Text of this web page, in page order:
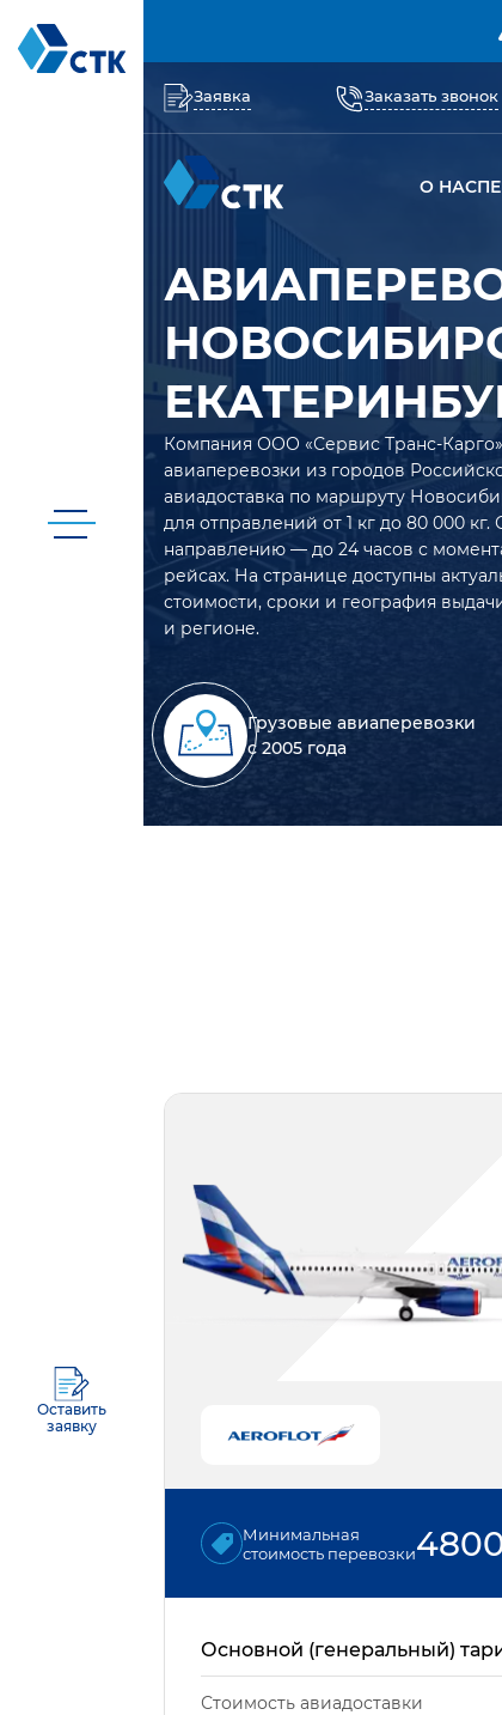
Оставить
заявку
Заявка Заказать звонок
О НАС
Компания ООО «Сервис Транс-Карго»
авиаперевозки из городов
авиадоставка по маршруту
для отправлений от 1 кг до 80 000
направлению — до 24 часов с
рейсах. На странице доступны
стоимости, сроки и география
и регионе.
Грузовые авиаперевозки
с 2005 года
Минимальная
стоимость перевозки
Основной (генеральный)
Стоимость авиадоставки